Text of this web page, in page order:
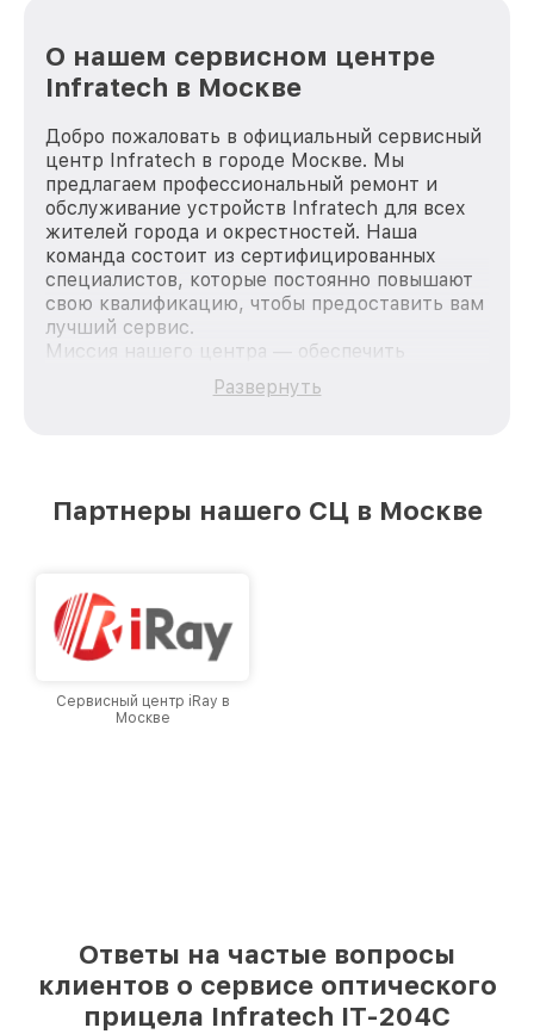
О нашем сервисном центре
Infratech в Москве
Добро пожаловать в официальный сервисный
центр Infratech в городе Москве. Мы
предлагаем профессиональный ремонт и
обслуживание устройств Infratech для всех
жителей города и окрестностей. Наша
команда состоит из сертифицированных
специалистов, которые постоянно повышают
свою квалификацию, чтобы предоставить вам
лучший сервис.
Миссия нашего центра — обеспечить
качественный и доступный ремонт для
каждого пользователя продукции Infratech,
лучшим сервисным центром Infratech в
Развернуть
Партнеры нашего СЦ в Москве
Сервисный центр iRay в
Москве
Ответы на частые вопросы
клиентов о сервисе оптического
прицела Infratech IT-204C